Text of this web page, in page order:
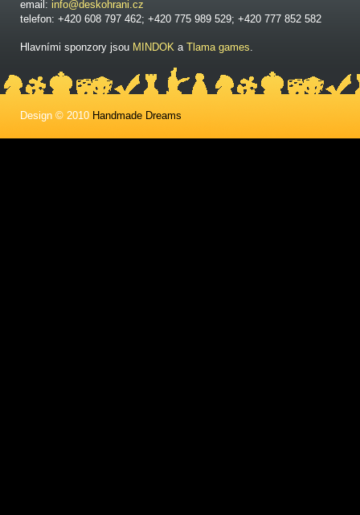
email: info@deskohrani.cz
telefon: +420 608 797 462; +420 775 989 529; +420 777 852 582
Hlavními sponzory jsou MINDOK a Tlama games
Design © 2010 Handmade Dreams